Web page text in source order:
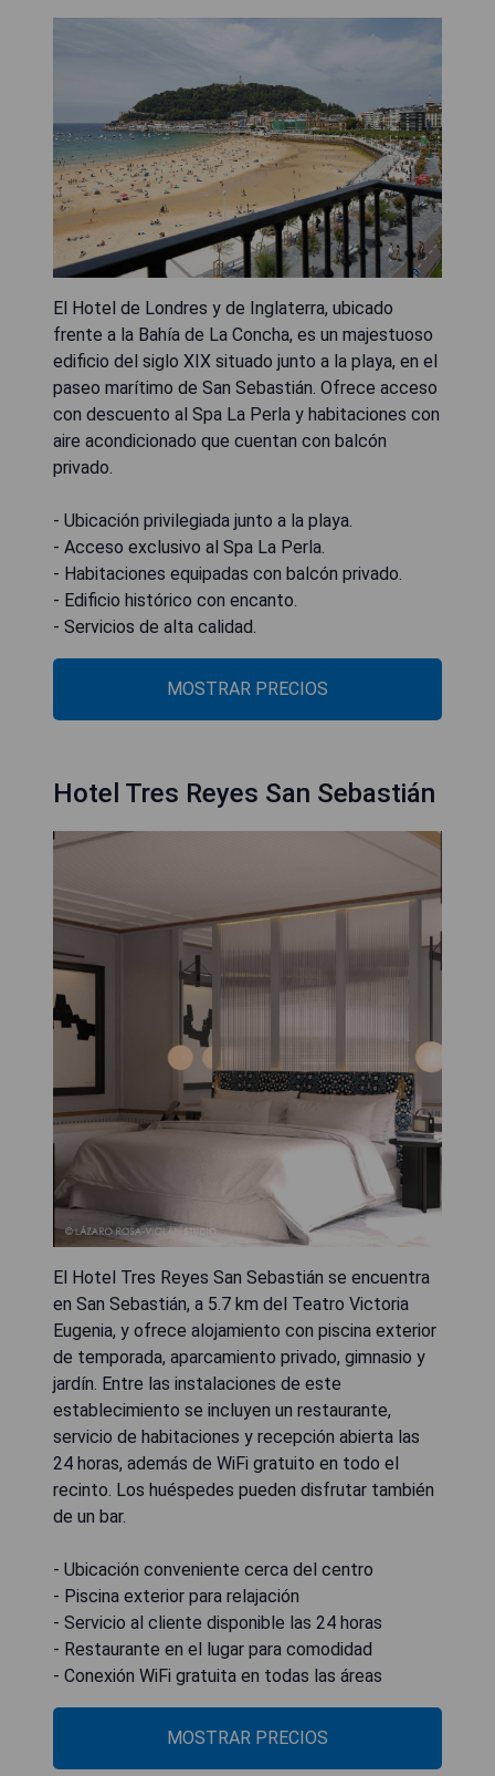
El Hotel de Londres y de Inglaterra, ubicado
frente a la Bahía de La Concha, es un majestuoso
edificio del siglo XIX situado junto a la playa, en el
paseo marítimo de San Sebastián. Ofrece acceso
con descuento al Spa La Perla y habitaciones con
aire acondicionado que cuentan con balcón
privado.
- Ubicación privilegiada junto a la playa.
- Acceso exclusivo al Spa La Perla.
- Habitaciones equipadas con balcón privado.
- Edificio histórico con encanto.
- Servicios de alta calidad.
MOSTRAR PRECIOS
Hotel Tres Reyes San Sebastián
El Hotel Tres Reyes San Sebastián se encuentra
en San Sebastián, a 5.7 km del Teatro Victoria
Eugenia, y ofrece alojamiento con piscina exterior
de temporada, aparcamiento privado, gimnasio y
jardín. Entre las instalaciones de este
establecimiento se incluyen un restaurante,
servicio de habitaciones y recepción abierta las
24 horas, además de WiFi gratuito en todo el
recinto. Los huéspedes pueden disfrutar también
de un bar.
- Ubicación conveniente cerca del centro
- Piscina exterior para relajación
- Servicio al cliente disponible las 24 horas
- Restaurante en el lugar para comodidad
- Conexión WiFi gratuita en todas las áreas
MOSTRAR PRECIOS